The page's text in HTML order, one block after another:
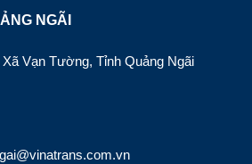
NGÃI
Vạn Tường, Tỉnh Quảng Ngãi